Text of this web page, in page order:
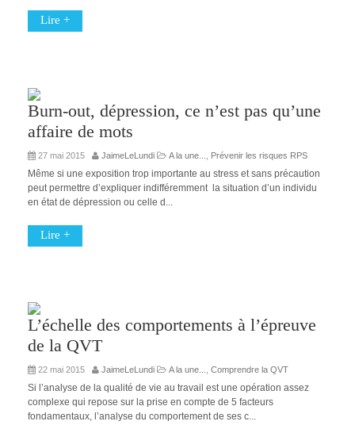
Lire +
Burn-out, dépression, ce n’est pas qu’une
affaire de mots
27 mai 2015 JaimeLeLundi A la une... Prévenir les risques RPS
Même si une exposition trop importante au stress et sans précaution
peut permettre d’expliquer indifféremment la situation d’un individu
en état de dépression ou celle d...
Lire +
L’échelle des comportements à l’épreuve
de la QVT
22 mai 2015 JaimeLeLundi A la une..., Comprendre la QVT
Si l’analyse de la qualité de vie au travail est une opération assez
complexe qui repose sur la prise en compte de 5 facteurs
fondamentaux, l’analyse du comportement de ses c...